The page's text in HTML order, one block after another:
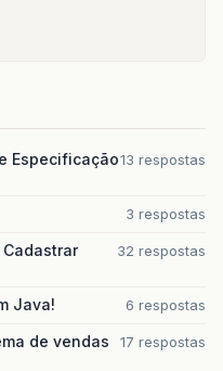
Especificação13 respostas
3 respostas
32 respostas
Java! 6 respostas
de vendas
17 respostas